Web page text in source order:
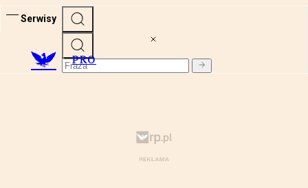
Serwisy
PRO